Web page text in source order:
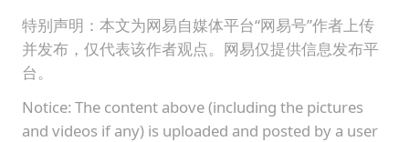
特别声明：本文为网易自媒体平台“网易号”作者上传
并发布，仅代表该作者观点。网易仅提供信息发布平
台。
Notice: The content above (including the pictures
and videos if any) is uploaded and posted by a user